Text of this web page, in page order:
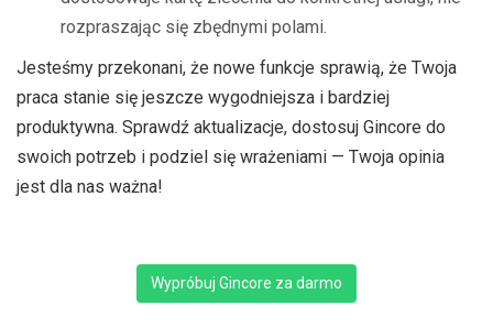
rozpraszając się zbędnymi polami.
Jesteśmy przekonani, że nowe funkcje sprawią, że Twoja
praca stanie się jeszcze wygodniejsza i bardziej
produktywna. Sprawdź aktualizacje, dostosuj Gincore do
swoich potrzeb i podziel się wrażeniami — Twoja opinia
jest dla nas ważna!
Wypróbuj Gincore za darmo